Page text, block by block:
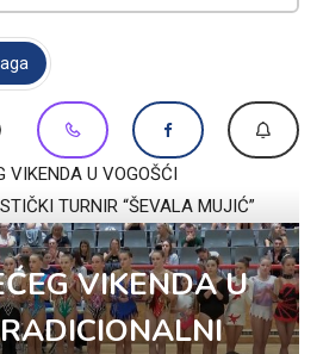
VIKENDA U VOGOŠĆI
TURNIR “ŠEVALA MUJIĆ”
VIKENDA U